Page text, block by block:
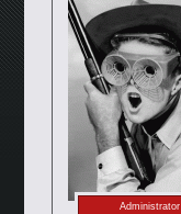
Administrator